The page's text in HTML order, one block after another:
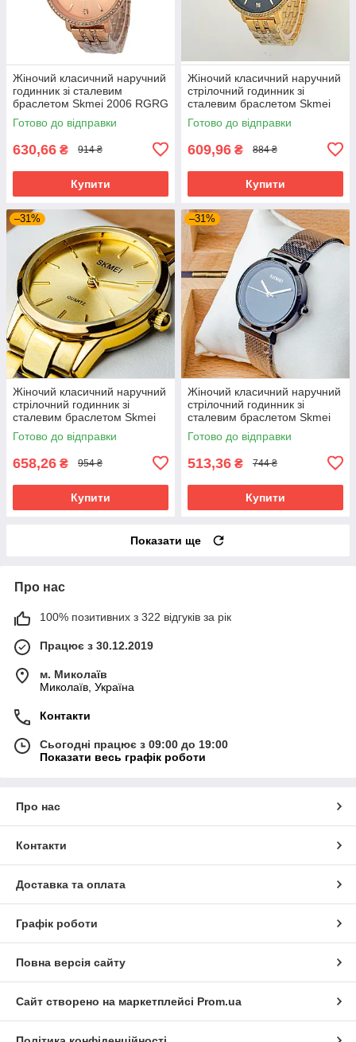
Жіночий класичний наручний
годинник зі сталевим
браслетом Skmei 2006 RGRG
Готово до відправки
630,66 ₴ 914 ₴
Купити
Жіночий класичний наручний
стрілочний годинник зі
сталевим браслетом Skmei
2006 GDBK
Готово до відправки
609,96 ₴ 884 ₴
Купити
–31%
Жіночий класичний наручний
стрілочний годинник зі
сталевим браслетом Skmei
1695 GD
Готово до відправки
658,26 ₴ 954 ₴
Купити
–31%
Жіночий класичний наручний
стрілочний годинник зі
сталевим браслетом Skmei
1595 BK
Готово до відправки
513,36 ₴ 744 ₴
Купити
Показати ще
Про нас
100% позитивних з 322 відгуків за рік
Працює з 30.12.2019
м. Миколаїв
Миколаїв, Україна
Контакти
Сьогодні працює з 09:00 до 19:00
Показати весь графік роботи
Про нас
Контакти
Доставка та оплата
Графік роботи
Повна версія сайту
Сайт створено на маркетплейсі Prom.ua